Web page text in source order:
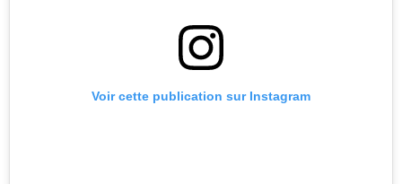
Voir cette publication sur Instagram